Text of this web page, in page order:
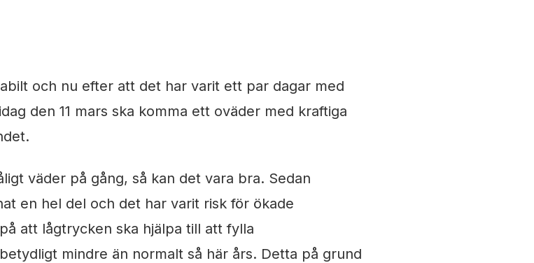
och nu efter att det har varit ett par dagar med
den 11 mars ska komma ett oväder med kraftiga
väder på gång, så kan det vara bra. Sedan
en hel del och det har varit risk för ökade
att lågtrycken ska hjälpa till att fylla
mindre än normalt så här års. Detta på grund